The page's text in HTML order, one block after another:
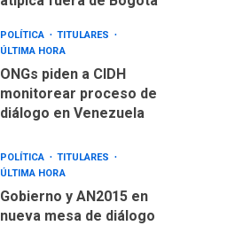
POLÍTICA
TITULARES
ÚLTIMA HORA
ONGs piden a CIDH
monitorear proceso de
diálogo en Venezuela
POLÍTICA
TITULARES
ÚLTIMA HORA
Gobierno y AN2015 en
nueva mesa de diálogo